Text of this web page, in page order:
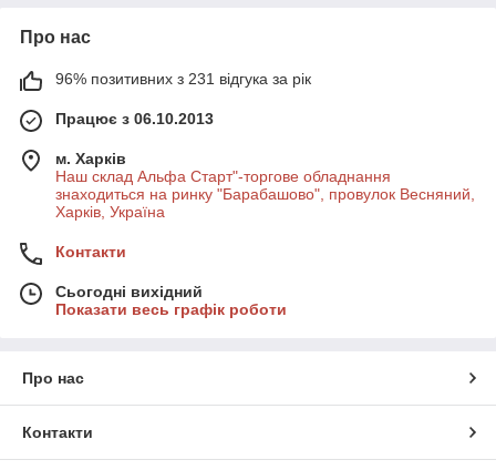
Про нас
96% позитивних з 231 відгука за рік
Працює з 06.10.2013
м. Харків
Наш склад Альфа Старт"-торгове обладнання
знаходиться на ринку "Барабашово", провулок Весняний,
Харків, Україна
Контакти
Сьогодні вихідний
Показати весь графік роботи
Про нас
Контакти